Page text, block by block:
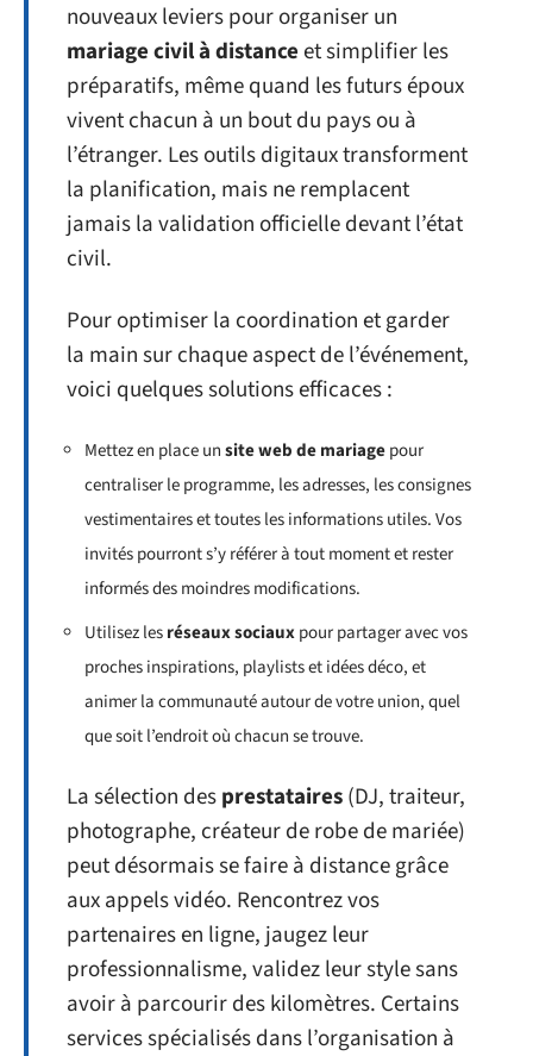
nouveaux leviers pour organiser un
mariage civil à distanceet simplifier les
préparatifs, même quand les futurs époux
vivent chacun à un bout du pays ou à
l’étranger. Les outils digitaux transforment
la planification, mais ne remplacent
jamais la validation officielle devant l’état
civil.
Pour optimiser la coordination et garder
la main sur chaque aspect de l’événement,
voici quelques solutions efficaces :
Mettez en place unsite web de mariagepour
centraliser le programme, les adresses, les consignes
vestimentaires et toutes les informations utiles. Vos
invités pourront s’y référer à tout moment et rester
informés des moindres modifications.
Utilisez lesréseaux sociauxpour partager avec vos
proches inspirations, playlists et idées déco, et
animer la communauté autour de votre union, quel
que soit l’endroit où chacun se trouve.
La sélection desprestataires(DJ, traiteur,
photographe, créateur de robe de mariée)
peut désormais se faire à distance grâce
aux appels vidéo. Rencontrez vos
partenaires en ligne, jaugez leur
professionnalisme, validez leur style sans
avoir à parcourir des kilomètres. Certains
services spécialisés dans l’organisation à